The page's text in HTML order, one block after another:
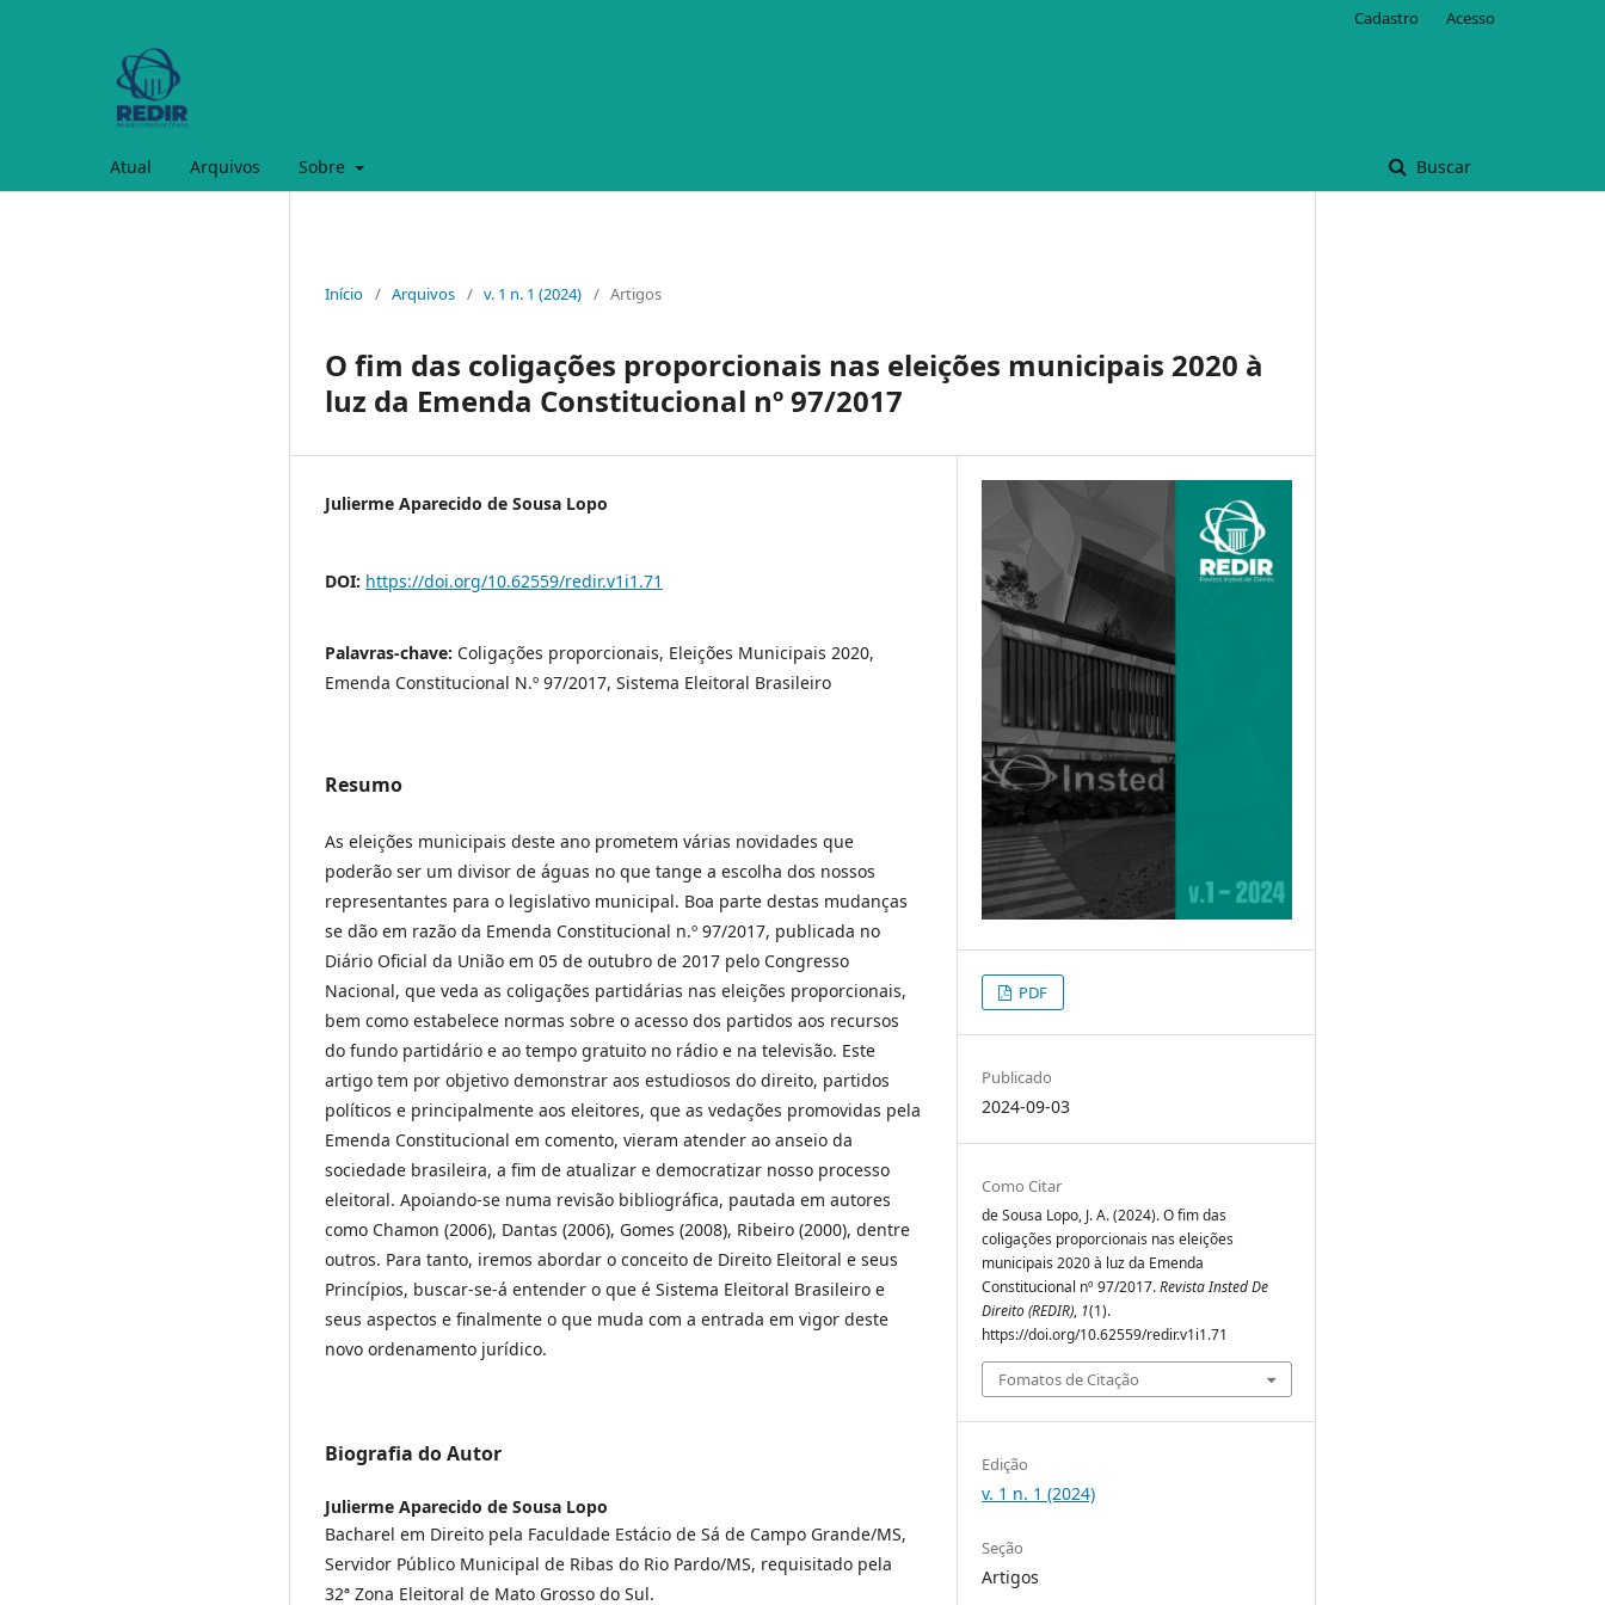
Atual Arquivos Sobre Buscar
Cadastro Acesso
Início / Arquivos / v. 1 n. 1 (2024) / Artigos
O fim das coligações proporcionais nas eleições municipais 2020 à
luz da Emenda Constitucional nº 97/2017
Julierme Aparecido de Sousa Lopo
DOI: https://doi.org/10.62559/redir.v1i1.71
Palavras-chave: Coligações proporcionais, Eleições Municipais 2020,
Emenda Constitucional N.º 97/2017, Sistema Eleitoral Brasileiro
Resumo
As eleições municipais deste ano prometem várias novidades que
poderão ser um divisor de águas no que tange a escolha dos nossos
representantes para o legislativo municipal. Boa parte destas mudanças
se dão em razão da Emenda Constitucional n.º 97/2017, publicada no
Diário Oficial da União em 05 de outubro de 2017 pelo Congresso
Nacional, que veda as coligações partidárias nas eleições proporcionais,
bem como estabelece normas sobre o acesso dos partidos aos recursos
do fundo partidário e ao tempo gratuito no rádio e na televisão. Este
artigo tem por objetivo demonstrar aos estudiosos do direito, partidos
políticos e principalmente aos eleitores, que as vedações promovidas pela
Emenda Constitucional em comento, vieram atender ao anseio da
sociedade brasileira, a fim de atualizar e democratizar nosso processo
eleitoral. Apoiando-se numa revisão bibliográfica, pautada em autores
como Chamon (2006), Dantas (2006), Gomes (2008), Ribeiro (2000), dentre
outros. Para tanto, iremos abordar o conceito de Direito Eleitoral e seus
Princípios, buscar-se-á entender o que é Sistema Eleitoral Brasileiro e
seus aspectos e finalmente o que muda com a entrada em vigor deste
novo ordenamento jurídico.
Biografia do Autor
Julierme Aparecido de Sousa Lopo
Bacharel em Direito pela Faculdade Estácio de Sá de Campo Grande/MS,
Servidor Público Municipal de Ribas do Rio Pardo/MS, requisitado pela
32ª Zona Eleitoral de Mato Grosso do Sul.
PDF
Publicado
2024-09-03
Como Citar
de Sousa Lopo, J. A. (2024). O fim das
coligações proporcionais nas eleições
municipais 2020 à luz da Emenda
Constitucional nº 97/2017.Revista Insted De
Direito (REDIR), 1(1).
https://doi.org/10.62559/redir.v1i1.71
Fomatos de Citação
Edição
v. 1 n. 1 (2024)
Seção
Artigos